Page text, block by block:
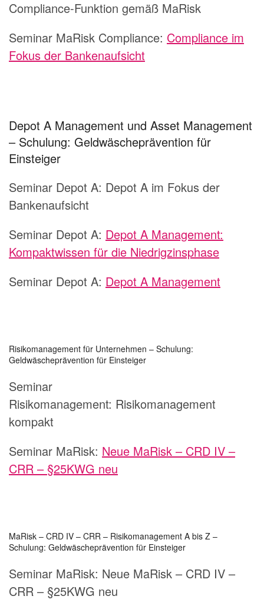
Compliance-Funktion gemäß MaRisk
Seminar MaRisk Compliance: Compliance im
Fokus der Bankenaufsicht
Depot A Management und Asset Management
– Schulung: Geldwäscheprävention für
Einsteiger
Seminar Depot A: Depot A im Fokus der
Bankenaufsicht
Seminar Depot A: Depot A Management:
Kompaktwissen für die Niedrigzinsphase
Seminar Depot A: Depot A Management
Risikomanagement für Unternehmen – Schulung:
Geldwäscheprävention für Einsteiger
Seminar
Risikomanagement: Risikomanagement
kompakt
Seminar MaRisk: Neue MaRisk – CRD IV –
CRR – §25KWG neu
MaRisk – CRD IV – CRR – Risikomanagement A bis Z –
Schulung: Geldwäscheprävention für Einsteiger
Seminar MaRisk: Neue MaRisk – CRD IV –
CRR – §25KWG neu